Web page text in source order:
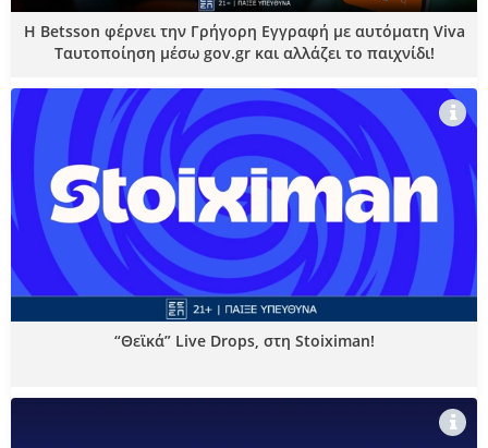
Η Betsson φέρνει την Γρήγορη Εγγραφή με αυτόματη Viva
Ταυτοποίηση μέσω gov.gr και αλλάζει το παιχνίδι!
“Θεϊκά” Live Drops, στη Stoiximan!